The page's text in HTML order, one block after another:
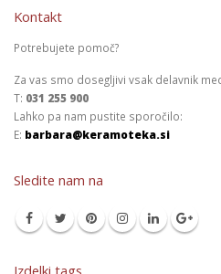
Kontakt
Potrebujete pomoč?
Za vas smo dosegljivi vsak delavnik
T: 031 255 900
Lahko pa nam pustite sporočilo:
E: barbara@keramoteka.si
Sledite nam na
Izdelki tags